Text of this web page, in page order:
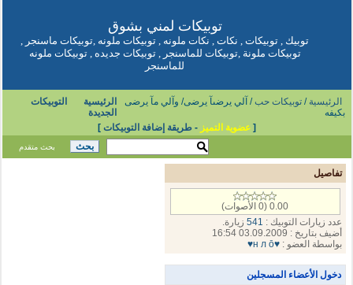
توبيكات لمني بشوق
توبيك , توبيكات, نكات, نكات ملونه , توبيكات ملونه ,توبيكات ماسنجر ,
توبيكات ملونة ,توبيكات للماسنجر ,توبيكات جديده ,توبيكات ملونه
للماسنجر
الرئيسية /توبيكات حب/ آلي يرضىآ يرضى/ وآلي مآ يرضى
بكيفه
الرئيسية
التوبيكات
الجديدة
[ عضوية التميز - طريقة إضافة التوبيكات ]
بحث متقدم
تفاصيل
0.00 (0 الأصوات)
عدد زيارات التوبيك : 541 زيارة.
أضيف بتاريخ : 03.09.2009 16:54
بواسطة العضو :♥н л ō♥
دخول الأعضاء المسجلين